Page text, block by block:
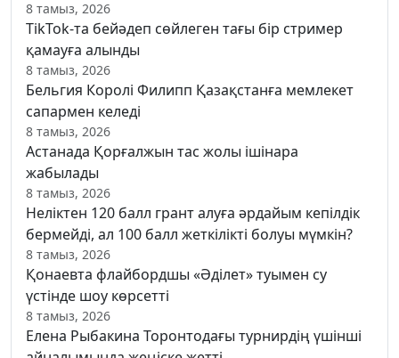
8 тамыз, 2026
TikTok-та бейәдеп сөйлеген тағы бір стример
қамауға алынды
8 тамыз, 2026
Бельгия Королі Филипп Қазақстанға мемлекет
сапармен келеді
8 тамыз, 2026
Астанада Қорғалжын тас жолы ішінара
жабылады
8 тамыз, 2026
Неліктен 120 балл грант алуға әрдайым кепілдік
бермейді, ал 100 балл жеткілікті болуы мүмкін?
8 тамыз, 2026
Қонаевта флайбордшы «Әділет» туымен су
үстінде шоу көрсетті
8 тамыз, 2026
Елена Рыбакина Торонтодағы турнирдің үшінші